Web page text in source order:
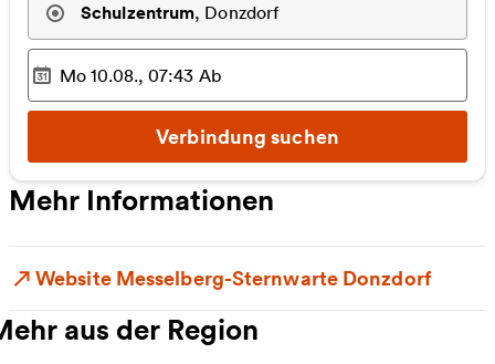
Schulzentrum, Donzdorf
Ausgewählter Zeitpunkt
Mo 10.08., 07:43 Ab
Verbindung suchen
Mehr Informationen
Website Messelberg-Sternwarte Donzdorf
aus der Region